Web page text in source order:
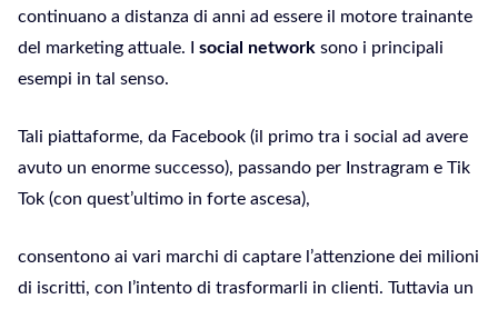
continuano a distanza di anni ad essere il motore trainante
del marketing attuale. I social network sono i principali
esempi in tal senso.
Tali piattaforme, da Facebook (il primo tra i social ad avere
avuto un enorme successo), passando per Instragram e Tik
Tok (con quest’ultimo in forte ascesa),
consentono ai vari marchi di captare l’attenzione dei milioni
di iscritti, con l’intento di trasformarli in clienti. Tuttavia un